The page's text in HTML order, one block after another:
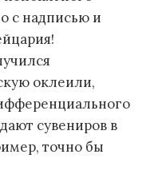
с надписью и
оклеили,
сувениров в
точно бы